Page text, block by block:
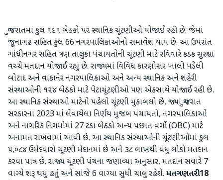
ગુજરાતમાં કુલ ૧૯૧ બેઠકો પર સ્થાનિક ચૂંટણીઓ યોજાઈ રહી છે. જેમાં
જૂનાગઢ સહિત કુલ 66 નગરપાલિકાઓનો સમાવેશ થાય છે. આ ઉપરાંત
ગાંધીનગર સહિત ત્રણ તાલુકા પંચાયતોની ચૂંટણી માટે રવિવારે કડક સુરક્ષા
વચ્ચે મતદાન યોજાઈ રહ્યું છે. રાજ્યમાં વિવિધ કારણોસર ખાલી પડેલી
બોટાદ અને વાંકાનેર નગરપાલિકાઓ અને અન્ય સ્થાનિક અને શહેરી
સંસ્થાઓની ૧૨૪ બેઠકો માટે પેટાચૂંટણીઓ પણ એકસાથે યોજાઈ રહી છે.
આ સ્થાનિક સંસ્થાઓ માટેનો પહેલો ચૂંટણી મુકાબલો છે, જ્યાં ગુજરાત
સરકારના 2023 માં લેવાયેલા નિર્ણય મુજબ પંચાયતો, નગરપાલિકાઓ
અને નાગરિક નિગમોમાં 27 ટકા બેઠકો અન્ય પછાત વર્ગો (OBC) માટે
અનામત રાખવામાં આવી છે. આ સ્થાનિક સંસ્થાઓની ચૂંટણીઓમાં કુલ
૫,૦૮૪ ઉમેદવારો ચૂંટણી મેદાનમાં છે અને ૩૮ લાખથી વધુ લોકો મતદાન
કરવા પાત્ર છે. રાજ્ય ચૂંટણી પંચના જણાવ્યા અનુસાર, મતદાન સવારે 7
વાગ્યે શરૂ થયું હતું અને સાંજે 6 વાગ્યા સુધી ચાલુ રહેશે. મતગણતરી 18